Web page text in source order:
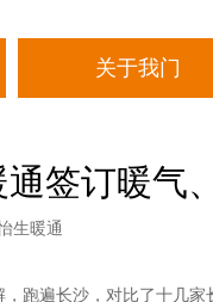
关于我门
签订暖气
生暖通
遍长沙，对比了十几家